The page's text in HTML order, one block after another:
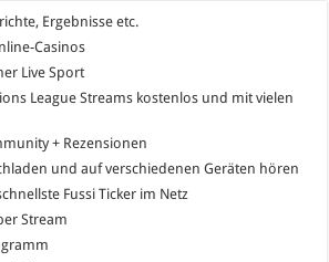
Ergebnisse etc.
Casinos
Live Sport
League Streams kostenlos und mit vielen
+ Rezensionen
und auf verschiedenen Geräten hören
Fussi Ticker im Netz
Stream